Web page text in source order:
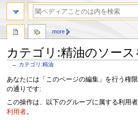
カテゴリ:精油のソース
← カテゴリ:精油
ナ
ビ
ゲ
ー
検
索
に
移
あなたには「このページの編集」を行う権
の通りです:
この操作は、以下のグループに属する利用
利用者。
more